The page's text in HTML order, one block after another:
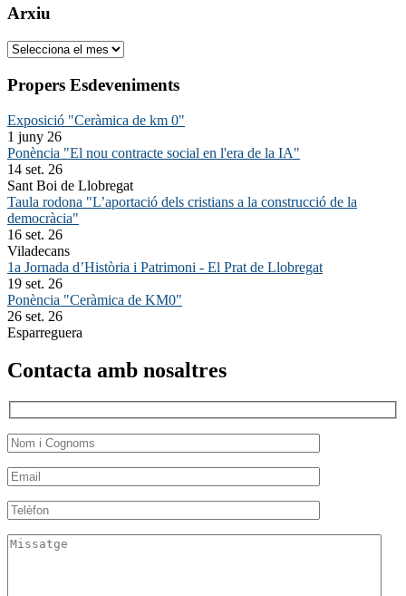
Arxiu
Arxiu
Propers Esdeveniments
Exposició "Ceràmica de km 0"
1 juny 26
Ponència "El nou contracte social en l'era de la IA"
14 set. 26
Sant Boi de Llobregat
Taula rodona "L’aportació dels cristians a la construcció de la
democràcia"
16 set. 26
Viladecans
1a Jornada d’Història i Patrimoni - El Prat de Llobregat
19 set. 26
Ponència "Ceràmica de KM0"
26 set. 26
Esparreguera
Contacta amb nosaltres